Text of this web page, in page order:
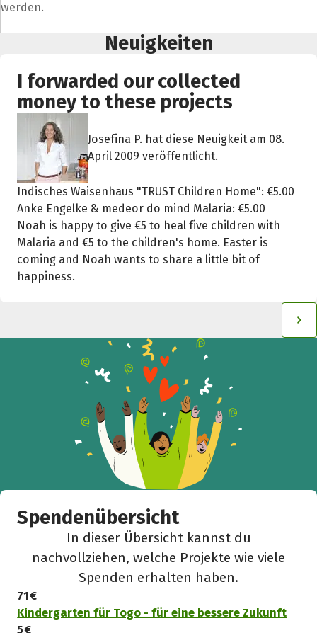
werden.
Neuigkeiten
I forwarded our collected
money to these projects
Josefina P. hat diese Neuigkeit am 08.
April 2009 veröffentlicht.
Indisches Waisenhaus "TRUST Children Home": €5.00
Anke Engelke & medeor do mind Malaria: €5.00
Noah is happy to give €5 to heal five children with
Malaria and €5 to the children's home. Easter is
coming and Noah wants to share a little bit of
happiness.
Spendenübersicht
In dieser Übersicht kannst du
nachvollziehen, welche Projekte wie viele
Spenden erhalten haben.
71 €
Kindergarten für Togo - für eine bessere Zukunft
5 €